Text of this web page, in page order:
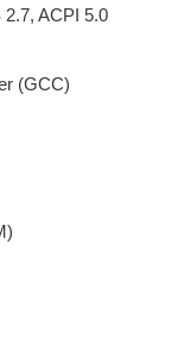
ACPI 5.0
(GCC)